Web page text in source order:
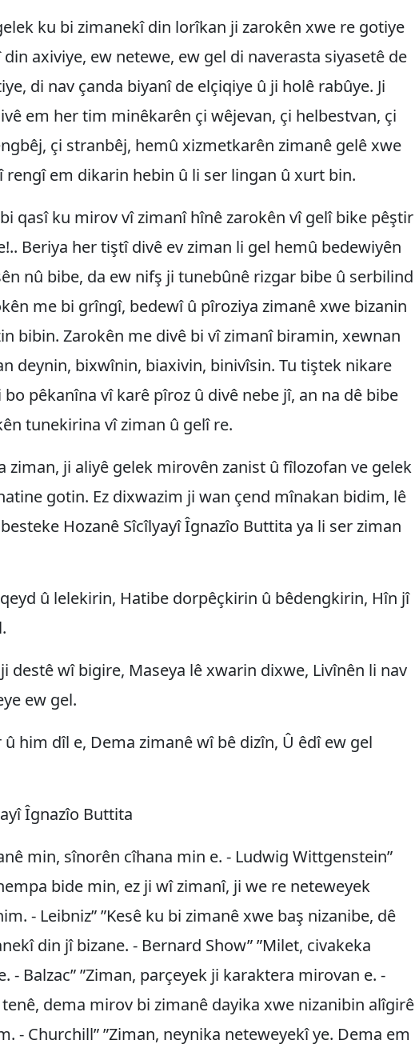
ku bi zimanekî din lorîkan ji zarokên xwe re gotiye
axiviye, ew netewe, ew gel di naverasta siyasetê de
di nav çanda biyanî de elçiqiye û ji holê rabûye. Ji
em her tim minêkarên çi wêjevan, çi helbestvan, çi
çi stranbêj, hemû xizmetkarên zimanê gelê xwe
rengî em dikarin hebin û li ser lingan û xurt bin.
qasî ku mirov vî zimanî hînê zarokên vî gelî bike pêştir
Beriya her tiştî divê ev ziman li gel hemû bedewiyên
nû bibe, da ew nifş ji tunebûnê rizgar bibe û serbilind
me bi grîngî, bedewî û pîroziya zimanê xwe bizanin
bibin. Zarokên me divê bi vî zimanî biramin, xewnan
deynin, bixwînin, biaxivin, binivîsin. Tu tiştek nikare
pêkanîna vî karê pîroz û divê nebe jî, an na dê bibe
tunekirina vî ziman û gelî re.
ziman, ji aliyê gelek mirovên zanist û fîlozofan ve gelek
gotin. Ez dixwazim ji wan çend mînakan bidim, lê
Hozanê Sîcîlyayî Îgnazîo Buttita ya li ser ziman
û lelekirin, Hatibe dorpêçkirin û bêdengkirin, Hîn jî
destê wî bigire, Maseya lê xwarin dixwe, Livînên li nav
ew gel.
him dîl e, Dema zimanê wî bê dizîn, Û êdî ew gel
Îgnazîo Buttita
min, sînorên cîhana min e. - Ludwig Wittgenstein”
bide min, ez ji wî zimanî, ji we re neteweyek
- Leibniz” ”Kesê ku bi zimanê xwe baş nizanibe, dê
din jî bizane. - Bernard Show” ”Milet, civakeka
- Balzac” ”Ziman, parçeyek ji karaktera mirovan e. -
tenê, dema mirov bi zimanê dayika xwe nizanibin alîgirê
- Churchill” ”Ziman, neynika neteweyekî ye. Dema em